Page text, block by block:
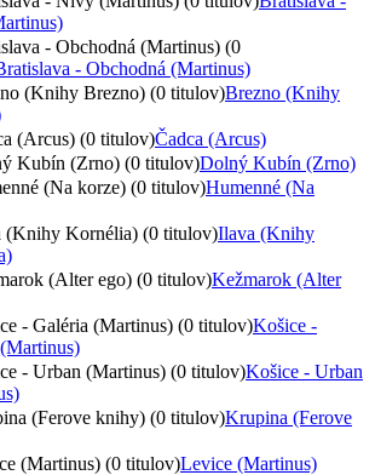
- Obchodná (Martinus) (0
- Obchodná (Martinus)
(Knihy Brezno) (0 titulov)Brezno (Knihy
(Arcus) (0 titulov)Čadca (Arcus)
Kubín (Zrno) (0 titulov)Dolný Kubín (Zrno)
(Na korze) (0 titulov)Humenné (Na
(Knihy Kornélia) (0 titulov)Ilava (Knihy
(Alter ego) (0 titulov)Kežmarok (Alter
- Galéria (Martinus) (0 titulov)Košice -
- Urban (Martinus) (0 titulov)Košice - Urban
(Ferove knihy) (0 titulov)Krupina (Ferove
(Martinus) (0 titulov)Levice (Martinus)